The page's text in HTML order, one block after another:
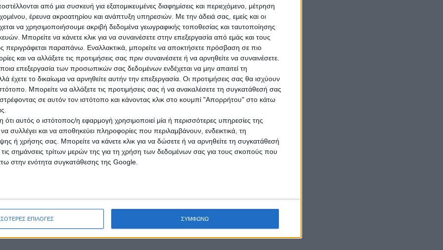
από μια συσκευή για εξατομικευμένες διαφημίσεις και περιεχόμενο, μέτρηση
έρευνα ακροατηρίου και ανάπτυξη υπηρεσιών. Με την άδειά σας, εμείς και οι
να χρησιμοποιήσουμε ακριβή δεδομένα γεωγραφικής τοποθεσίας και ταυτοποίησης
Μπορείτε να κάνετε κλικ για να συναινέσετε στην επεξεργασία από εμάς και τους
περιγράφεται παραπάνω. Εναλλακτικά, μπορείτε να αποκτήσετε πρόσβαση σε πιο
και να αλλάξετε τις προτιμήσεις σας πριν συναινέσετε ή να αρνηθείτε να συναινέσετε.
επεξεργασία των προσωπικών σας δεδομένων ενδέχεται να μην απαιτεί τη
έχετε το δικαίωμα να αρνηθείτε αυτήν την επεξεργασία. Οι προτιμήσεις σας θα ισχύουν
Μπορείτε να αλλάξετε τις προτιμήσεις σας ή να ανακαλέσετε τη συγκατάθεσή σας
σε αυτόν τον ιστότοπο και κάνοντας κλικ στο κουμπί "Απορρήτου" στο κάτω
αυτός ο ιστότοπος/η εφαρμογή χρησιμοποιεί μία ή περισσότερες υπηρεσίες της
συλλέγει και να αποθηκεύει πληροφορίες που περιλαμβάνουν, ενδεικτικά, τη
ή χρήσης σας. Μπορείτε να κάνετε κλικ για να δώσετε ή να αρνηθείτε τη συγκατάθεσή
σημάνσεις τρίτων μερών της για τη χρήση των δεδομένων σας για τους σκοπούς που
στην ενότητα συγκατάθεσης της Google.
ΕΠΙΛΟΓΕΣ ΣΥΜΦΩΝΩ
έχει καταγραφεί στην Ευρώπη
Έκκληση στους Δημάρχους